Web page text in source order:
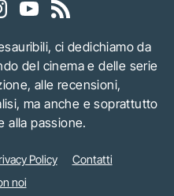
ci dedichiamo da
del cinema e delle serie
alle recensioni,
ma anche e soprattutto
alla passione.
Policy
Contatti
noi